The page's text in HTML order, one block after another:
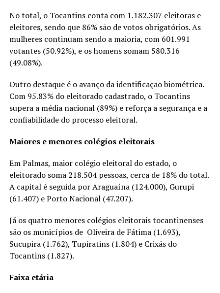
No total, o Tocantins conta com 1.182.307 eleitoras e
eleitores, sendo que 86% são de votos obrigatórios. As
mulheres continuam sendo a maioria, com 601.991
votantes (50.92%), e os homens somam 580.316
(49.08%).
Outro destaque é o avanço da identificação biométrica.
Com 95.83% do eleitorado cadastrado, o Tocantins
supera a média nacional (89%) e reforça a segurança e a
confiabilidade do processo eleitoral.
Maiores e menores colégios eleitorais
Em Palmas, maior colégio eleitoral do estado, o
eleitorado soma 218.504 pessoas, cerca de 18% do total.
A capital é seguida por Araguaína (124.000), Gurupi
(61.407) e Porto Nacional (47.207).
Já os quatro menores colégios eleitorais tocantinenses
são os municípios de Oliveira de Fátima (1.693),
Sucupira (1.762), Tupiratins (1.804) e Crixás do
Tocantins (1.827).
Faixa etária